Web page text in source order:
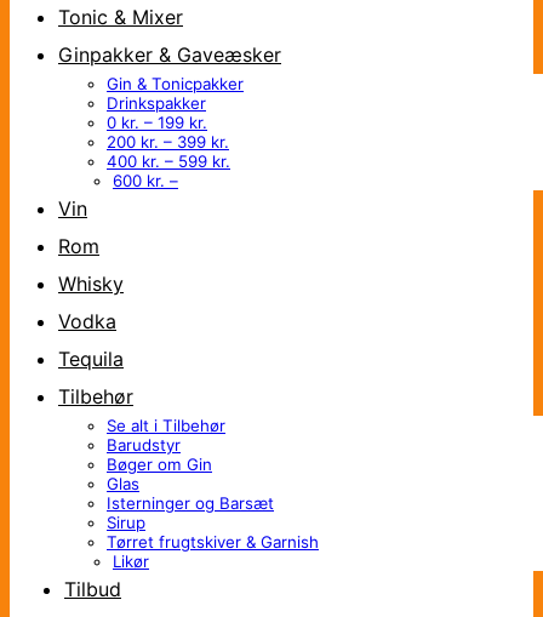
Tonic & Mixer
Ginpakker & Gaveæsker
Gin & Tonicpakker
Drinkspakker
0 kr. – 199 kr.
200 kr. – 399 kr.
400 kr. – 599 kr.
600 kr. –
Vin
Rom
Whisky
Vodka
Tequila
Tilbehør
Se alt i Tilbehør
Barudstyr
Bøger om Gin
Glas
Isterninger og Barsæt
Sirup
Tørret frugtskiver & Garnish
Likør
Tilbud